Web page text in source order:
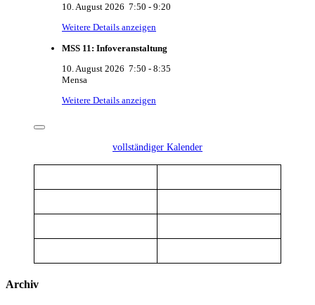
10. August 2026 7:50 - 9:20
Weitere Details anzeigen
MSS 11: Infoveranstaltung
10. August 2026 7:50 - 8:35
Mensa
Weitere Details anzeigen
vollständiger Kalender
Archiv